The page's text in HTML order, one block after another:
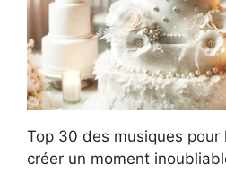
Top 30 des musiques pour
créer un moment